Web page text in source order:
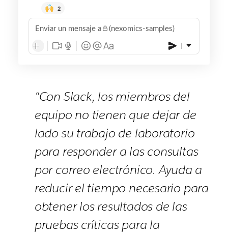
2
Enviar un mensaje a (nexomics-samples)
“Con Slack, los miembros del
equipo no tienen que dejar de
lado su trabajo de laboratorio
para responder a las consultas
por correo electrónico. Ayuda a
reducir el tiempo necesario para
obtener los resultados de las
pruebas críticas para la